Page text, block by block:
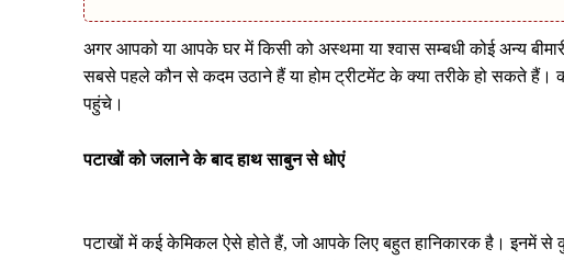
अगर आपको या आपके घर में किसी को अस्थमा या श्वास सम्बधी कोई अन्य
सबसे पहले कौन से कदम उठाने हैं या होम ट्रीटमेंट के क्या तरीके हो सकते हैं।
पहुंचे।
पटाखों को जलाने के बाद हाथ साबुन से धोएं
पटाखों में कई केमिकल ऐसे होते हैं, जो आपके लिए बहुत हानिकारक है। इनमें से